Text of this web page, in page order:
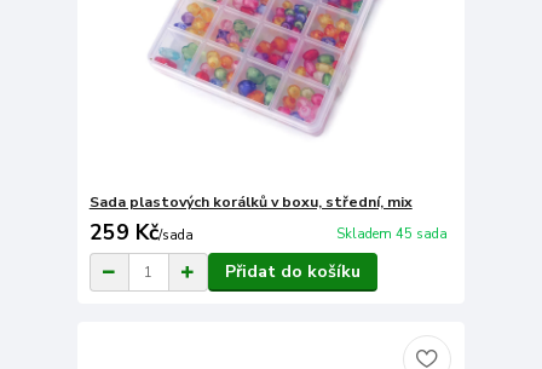
Sada plastových korálků v boxu, střední, mix
259 Kč/sada Skladem 45 sada
Přidat do košíku